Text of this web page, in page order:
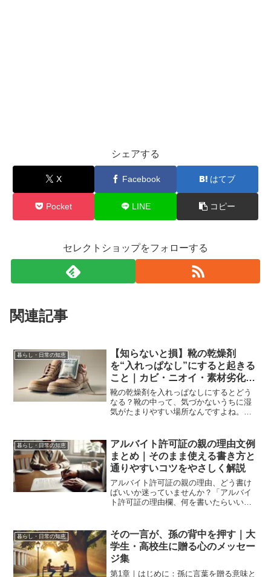
シェアする
X Facebook はてブ
Pocket LINE コピー
セレクトショップをフォローする
関連記事
暮らし・日常の知恵
【知らないと損】靴の乾燥剤
を“入れっぱなし”にすると起きる
こと｜カビ・ニオイ・素材劣化を
防ぐ正しい使い方ガイド
靴の乾燥剤を入れっぱなしにするとどう
なる？靴の中って、気づかないうちに湿
気がたまりやすい場所なんですよね。と
増えてしまいます。そんなときに頼りに
なるのが乾燥剤ですが、「...
暮らし・日常の知恵
アルバイト許可証の親の理由文例
まとめ｜そのまま使える書き方と
通りやすいコツをやさしく解説
アルバイト許可証の親の理由、どう書け
ばいいか迷っていませんか？「アルバイ
ト許可証の理由欄、何を書いたらいいの
る大切な書類だからこそ、・どんな言葉
を選べばいいの？・正直に...
暮らし・日常の知恵
その一言が、孫の背中を押す｜大
学生・高校生に贈る心のメッセー
ジ集
第1章｜はじめに：孫に言葉を贈る意味と